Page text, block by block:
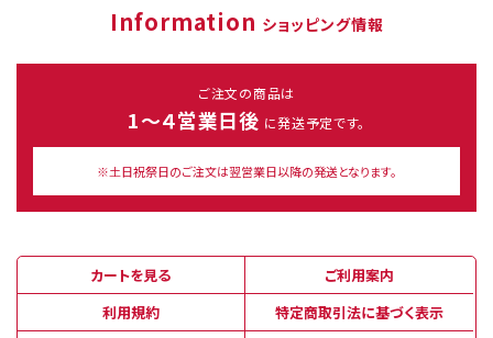
Information ショッピング情報
ご注文の商品は
1～４営業日後 に発送予定です。
※土日祝祭日のご注文は翌営業日以降の発送となります。
カートを見る
ご利用案内
利用規約
特定商取引法に基づく表示